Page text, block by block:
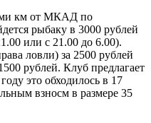
ми км от МКАД по
рыбаку в 3000 рублей
или с 21.00 до 6.00).
ловли) за 2500 рублей
рублей. Клуб предлагает
это обходилось в 17
взносм в размере 35